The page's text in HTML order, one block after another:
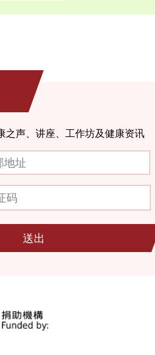
之声、讲座、工作坊及健康资讯
送出